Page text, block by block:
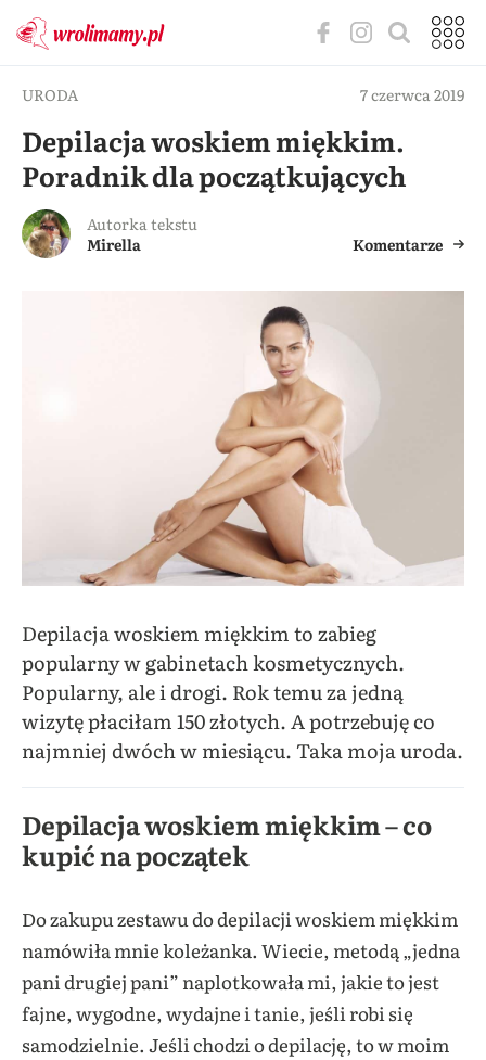
URODA 7 czerwca 2019
Depilacja woskiem miękkim.
Poradnik dla początkujących
Autorka tekstu
Mirella
Komentarze
Depilacja woskiem miękkim to zabieg
popularny w gabinetach kosmetycznych.
Popularny, ale i drogi. Rok temu za jedną
wizytę płaciłam 150 złotych. A potrzebuję co
najmniej dwóch w miesiącu. Taka moja uroda.
Depilacja woskiem miękkim – co
kupić na początek
Do zakupu zestawu do depilacji woskiem miękkim
namówiła mnie koleżanka. Wiecie, metodą „jedna
pani drugiej pani” naplotkowała mi, jakie to jest
fajne, wygodne, wydajne i tanie, jeśli robi się
samodzielnie. Jeśli chodzi o depilację, to w moim